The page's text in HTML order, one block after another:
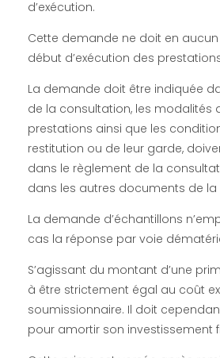
n
t
i
l
l
o
n
s
d’exécution.
Cette demande ne doit en
début d’exécution des
La demande doit être indiquée
de la consultation, les modalités
prestations ainsi que les
restitution ou de leur garde,
dans le règlement de la
dans les autres documents de
La demande d’échantillons
cas la réponse par voie
S’agissant du montant d’une
à être strictement égal au coût
soumissionnaire. Il doit
pour amortir son investissement